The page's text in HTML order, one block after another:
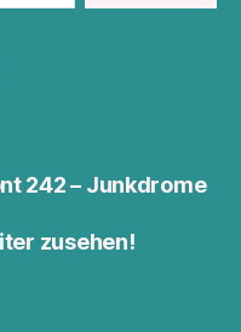
242 – Junkdrome
zusehen!